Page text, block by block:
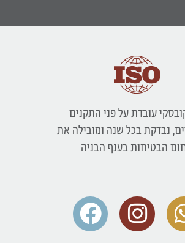
עובדת על פני התקנים
נבדקת בכל שנה ומובילה את
הבטיחות בענף הבניה